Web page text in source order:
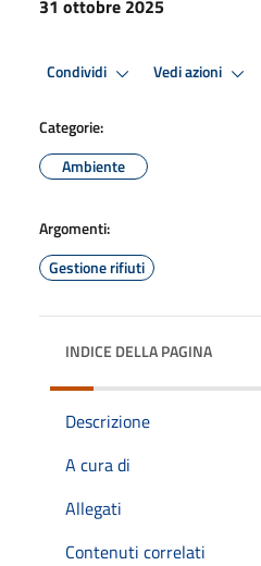
31 ottobre 2025
Condividi Vedi azioni
Categorie:
Ambiente
Argomenti:
Gestione rifiuti
INDICE DELLA PAGINA
Descrizione
A cura di
Allegati
Contenuti correlati